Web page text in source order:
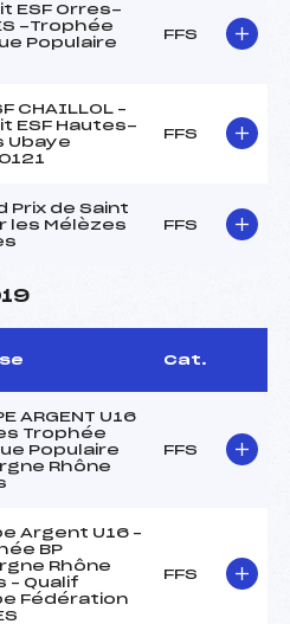
ESF Orres-
-Trophée
Populaire
FFS
CHAILLOL –
ESF Hautes-
Ubaye
FFS
Prix de Saint
les Mélèzes
FFS
Cat.
ARGENT U16
Trophée
Populaire
Rhône
FFS
Argent U16 –
BP
Rhône
– Qualif
Fédération
FFS